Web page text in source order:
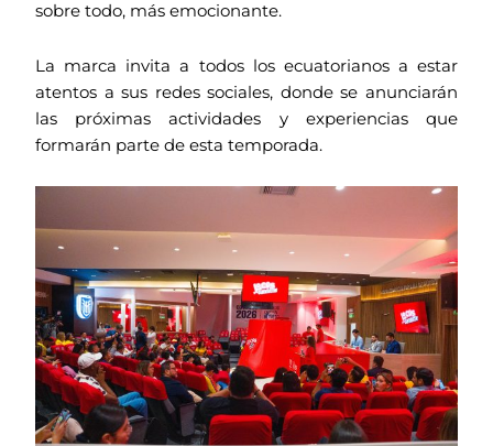
sobre todo, más emocionante.
La marca invita a todos los ecuatorianos a estar
atentos a sus redes sociales, donde se anunciarán
las próximas actividades y experiencias que
formarán parte de esta temporada.